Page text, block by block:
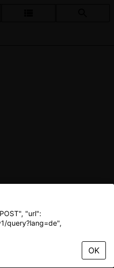
"url":
query?lang=de",
OK